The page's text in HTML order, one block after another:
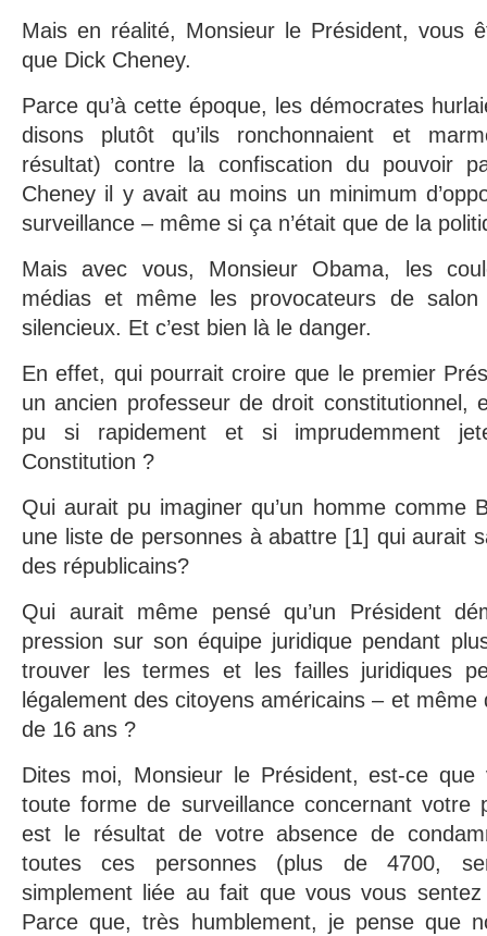
Mais en réalité, Monsieur le Président, vous
que Dick Cheney.
Parce qu’à cette époque, les démocrates
disons plutôt qu’ils ronchonnaient et
résultat) contre la confiscation du pouvoir
Cheney il y avait au moins un minimum
surveillance – même si ça n’était que de la
Mais avec vous, Monsieur Obama, les
médias et même les provocateurs de
silencieux. Et c’est bien là le danger.
En effet, qui pourrait croire que le premier
un ancien professeur de droit constitutionnel,
pu si rapidement et si imprudemment
Constitution ?
Qui aurait pu imaginer qu’un homme comme
une liste de personnes à abattre [1] qui aurait
des républicains?
Qui aurait même pensé qu’un Président
pression sur son équipe juridique pendant
trouver les termes et les failles juridiques
légalement des citoyens américains – et même
de 16 ans ?
Dites moi, Monsieur le Président, est-ce que
toute forme de surveillance concernant votre
est le résultat de votre absence de
toutes ces personnes (plus de 4700,
simplement liée au fait que vous vous
Parce que, très humblement, je pense que